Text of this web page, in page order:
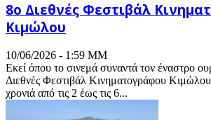
8ο Διεθνές Φεστιβάλ
Κιμώλου
10/06/2026 - 1:59 ΜΜ
Εκεί όπου το σινεμά συναντά τον έναστρο
Διεθνές Φεστιβάλ Κινηματογράφου Κιμώλου
χρονιά από τις 2 έως τις 6...